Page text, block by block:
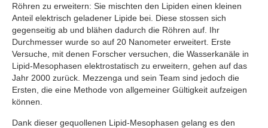
Röhren zu erweitern: Sie mischten den Lipiden einen kleinen
Anteil elektrisch geladener Lipide bei. Diese stossen sich
gegenseitig ab und blähen dadurch die Röhren auf. Ihr
Durchmesser wurde so auf 20 Nanometer erweitert. Erste
Versuche, mit denen Forscher versuchen, die Wasserkanäle in
Lipid-Mesophasen elektrostatisch zu erweitern, gehen auf das
Jahr 2000 zurück. Mezzenga und sein Team sind jedoch die
Ersten, die eine Methode von allgemeiner Gültigkeit aufzeigen
können.
Dank dieser gequollenen Lipid-Mesophasen gelang es den